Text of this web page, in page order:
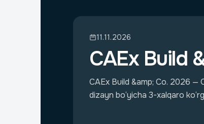
11.11.2026
CAEx Build
CAEx Build &amp; Co. 2026 —
dizayn bo‘yicha 3-xalqaro